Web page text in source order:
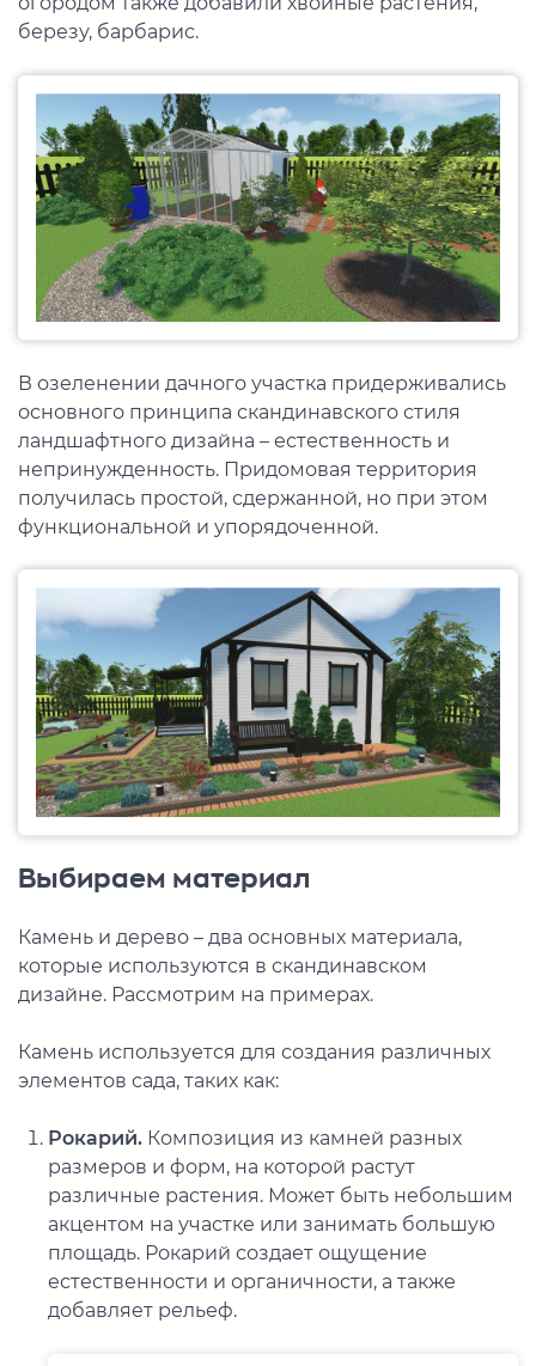
березу, барбарис.
В озеленении дачного участка придерживались
основного принципа скандинавского стиля
ландшафтного дизайна – естественность и
непринужденность. Придомовая территория
получилась простой, сдержанной, но при этом
функциональной и упорядоченной.
Выбираем материал
Камень и дерево – два основных материала,
которые используются в скандинавском
дизайне. Рассмотрим на примерах.
Камень используется для создания различных
элементов сада, таких как:
Рокарий. Композиция из камней разных
размеров и форм, на которой растут
различные растения. Может быть небольшим
акцентом на участке или занимать большую
площадь. Рокарий создает ощущение
естественности и органичности, а также
добавляет рельеф.